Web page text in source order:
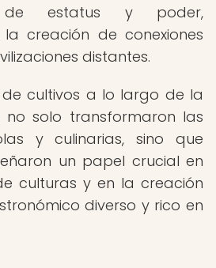
estatus y poder,
creación de conexiones
distantes.
de cultivos a lo largo de la
solo transformaron las
y culinarias, sino que
un papel crucial en
culturas y en la creación
diverso y rico en